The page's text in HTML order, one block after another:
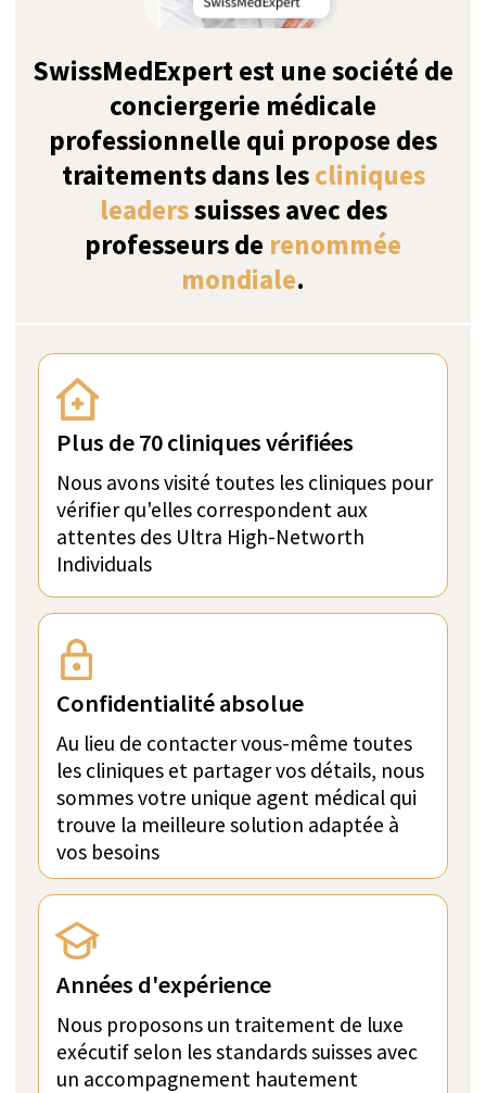
Top 9 des centres de
réhabilitation pourle
traitement des phobiesen
Comment classons-nous nos résultats?
ZURICH, SUISSE
The Kusnacht Practice
Vérifié
Tarif direct par semaine:
La Clinique Kusnacht se positionne comme le
premier fournisseur mondial de soins cliniques
de haute qualité, répondant aux besoins
uniques des clients recherchant des services
inégalés en psychologie, traitement des
dépendances, médecine interne et thérapies
de longévité.
À PARTIR DE 117 300 CHF
OBTENIR UN DEVIS
POSER UNE QUESTION VIA
WHATSAPP
Un membre de l'équipe d'inspection de
SwissMedExpert a visité les installations du
prestataire pour confirmer leur conformité avec
Programmes sur mesure avec personnel exclusif
Parfait pour les ultra-hauts revenus
Confidentialité absolue